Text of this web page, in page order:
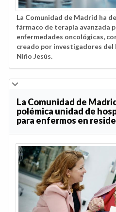
La Comunidad de Madrid ha
fármaco de terapia avanzada
enfermedades oncológicas,
creado por investigadores
Niño Jesús.
La Comunidad de
polémica unidad de
para enfermos en